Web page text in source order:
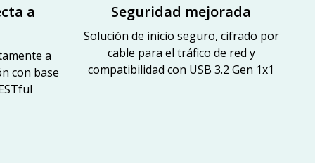
a
a
con base
Seguridad mejorada
Solución de inicio seguro, cifrado por
cable para el tráfico de red y
compatibilidad con USB 3.2 Gen 1x1